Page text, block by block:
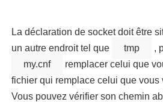
La déclaration de socket doit être
un autre endroit tel que
tmp ,
my.cnf
remplacer celui que
fichier qui remplace celui que vous
Vous pouvez vérifier son chemin